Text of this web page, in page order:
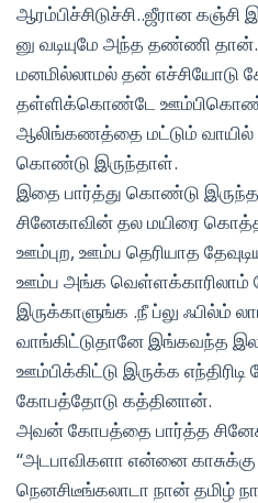
ஆரம்பிச்சிடுச்சி..ஜீரான கஞ்சி
னு வடியுமே அந்த தண்ணி
மனமில்லாமல் தன் எச்சியோடு
தள்ளிக்கொண்டே
ஆலிங்கணத்தை மட்டும் வாயில்
கொண்டு இருந்தாள்.
இதை பார்த்து கொண்டு
சினேகாவின் தல மயிரை
ஊம்புற, ஊம்ப தெரியாத
ஊம்ப அங்க வெள்ளக்காரிலாம்
இருக்காளுங்க .நீ ப்லு ஃபில்ம்
வாங்கிட்டுதானே இங்கவந்த
ஊம்பிக்கிட்டு இருக்க எந்திரிடி
கோபத்தோடு கத்தினான்.
அவன் கோபத்தை பார்த்த
“அடபாவிகளா என்னை காசுக்கு
நெனசிடீங்கலாடா நான் தமிழ்